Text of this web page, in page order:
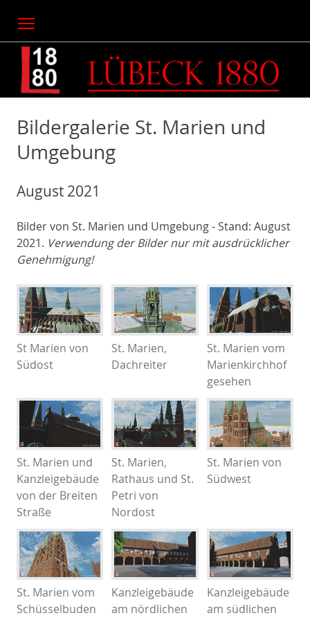
Bildergalerie St. Marien und
Umgebung
August 2021
Bilder von St. Marien und Umgebung - Stand: August
2021. Verwendung der Bilder nur mit ausdrücklicher
Genehmigung!
St Marien von
Südost
St. Marien,
Dachreiter
St. Marien vom
Marienkirchhof
gesehen
St. Marien und
Kanzleigebäude
von der Breiten
Straße
St. Marien,
Rathaus und St.
Petri von
Nordost
St. Marien von
Südwest
St. Marien vom
Schüsselbuden
Kanzleigebäude
am nördlichen
Kanzleigebäude
am südlichen